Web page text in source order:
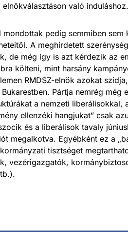
való induláshoz.
mondottak pedig semmiben
A meghirdetett
de még így is azt kérdezik az
költeni, mint harsány
RMDSZ-elnök azokat
Pártja nemrég még
a nemzeti liberálisokkal,
ellenzéki hangjukat” csak
és a liberálisok tavaly
megalkotva. Egyébként ez a
tisztséget
vezérigazgatók,